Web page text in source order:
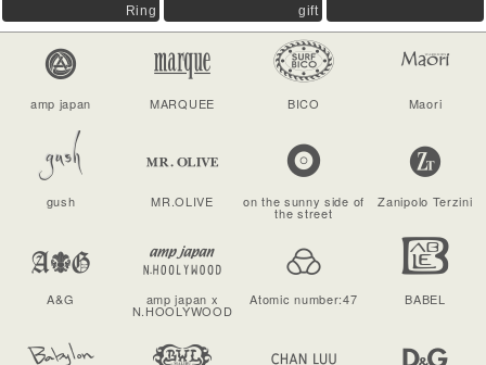
Ring gift
amp japan MARQUEE BICO Maori
gush MR.OLIVE on the sunny side of
the street
Zanipolo Terzini
A&G amp japan x
N.HOOLYWOOD
Atomic number:47 BABEL